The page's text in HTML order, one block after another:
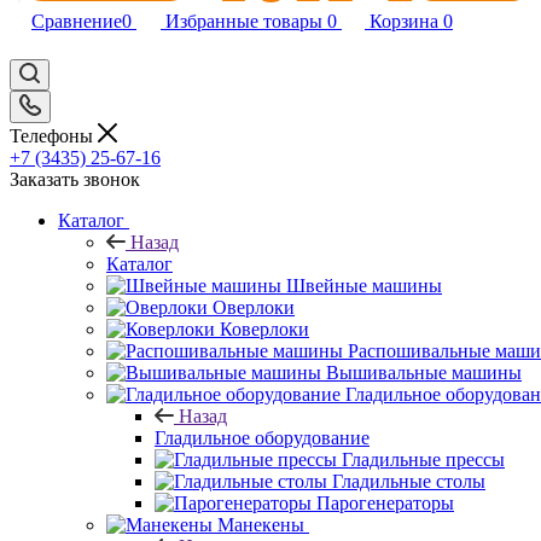
Сравнение0 Избранные товары 0 Корзина 0
Телефоны
+7 (3435) 25-67-16
Заказать звонок
Каталог
Назад
Каталог
Швейные машины
Оверлоки
Коверлоки
Распошивальные
Вышивальные машины
Гладильное
Назад
Гладильное оборудование
Гладильные прессы
Гладильные столы
Парогенераторы
Манекены